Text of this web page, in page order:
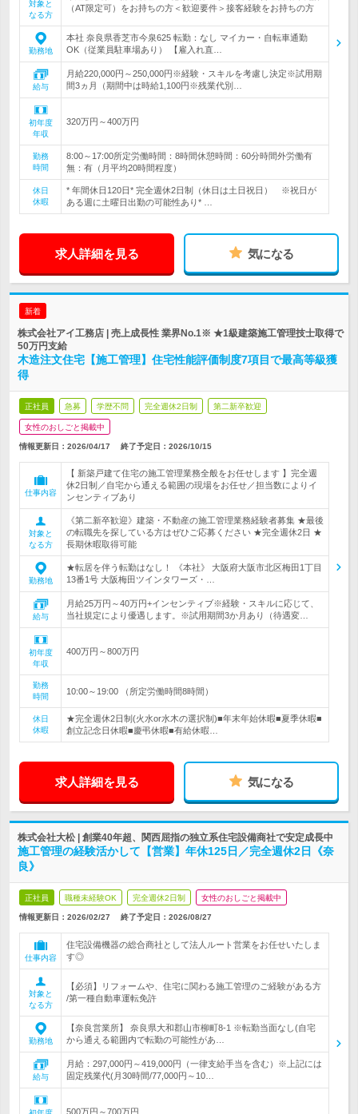
対象と
なる方
（AT限定可）をお持ちの方＜歓迎要件＞接客経験をお持ちの方
勤務地
本社 奈良県香芝市今泉625 転勤：なし マイカー・自転車通勤
OK（従業員駐車場あり） 【雇入れ直…
給与
月給220,000円～250,000円※経験・スキルを考慮し決定※試用期
間3ヵ月（期間中は時給1,100円※残業代別…
初年度
年収
320万円～400万円
勤務
時間
8:00～17:00所定労働時間：8時間休憩時間：60分時間外労働有
無：有（月平均20時間程度）
休日
休暇
* 年間休日120日* 完全週休2日制（休日は土日祝日） ※祝日が
ある週に土曜日出勤の可能性あり* …
求人詳細を見る 気になる
新着
株式会社アイ工務店 | 売上成長性 業界No.1※ ★1級建築施工管理技士取得で
50万円支給
木造注文住宅【施工管理】住宅性能評価制度7項目で最高等級獲
得
正社員 急募 学歴不問 完全週休2日制 第二新卒歓迎
女性のおしごと掲載中
情報更新日：2026/04/17 終了予定日： 2026/10/15
仕事内容
【 新築戸建て住宅の施工管理業務全般をお任せします 】完全週
休2日制／自宅から通える範囲の現場をお任せ／担当数によりイ
ンセンティブあり
対象と
なる方
《第二新卒歓迎》建築・不動産の施工管理業務経験者募集 ★最後
の転職先を探している方はぜひご応募ください ★完全週休2日 ★
長期休暇取得可能
勤務地
★転居を伴う転勤はなし！ 《本社》 大阪府大阪市北区梅田1丁目
13番1号 大阪梅田ツインタワーズ・…
給与
月給25万円～40万円+インセンティブ※経験・スキルに応じて、
当社規定により優遇します。※試用期間3か月あり（待遇変…
初年度
年収
400万円～800万円
勤務
時間
10:00～19:00 （所定労働時間8時間）
休日
休暇
★完全週休2日制(火水or水木の選択制)■年末年始休暇■夏季休暇■
創立記念日休暇■慶弔休暇■有給休暇…
求人詳細を見る 気になる
株式会社大松 | 創業40年超、関西屈指の独立系住宅設備商社で安定成長中
施工管理の経験活かして【営業】年休125日／完全週休2日《奈
良》
正社員 職種未経験OK 完全週休2日制 女性のおしごと掲載中
情報更新日：2026/02/27 終了予定日： 2026/08/27
仕事内容
住宅設備機器の総合商社として法人ルート営業をお任せいたしま
す◎
対象と
なる方
【必須】リフォームや、住宅に関わる施工管理のご経験がある方
/第一種自動車運転免許
勤務地
【奈良営業所】 奈良県大和郡山市柳町8-1 ※転勤当面なし(自宅
から通える範囲内で転勤の可能性があ…
給与
月給：297,000円～419,000円（一律支給手当を含む）※上記には
固定残業代(月30時間/77,000円～10…
500万円～700万円